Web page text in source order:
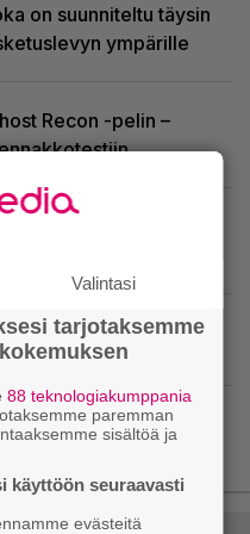
on suunniteltu täysin
ympärille
Recon -pelin –
kirjasarja kääntyy
trailerin
episodin
Valintasi
tarjotaksemme
88 teknologiakumppania
paremman
sisältöä ja
käyttöön seuraavasti
evästeitä